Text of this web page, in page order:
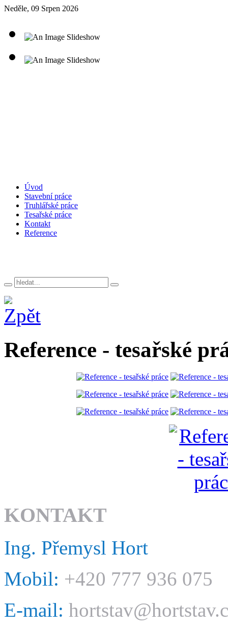
Neděle, 09 Srpen 2026
Úvod
Stavební práce
Truhlářské práce
Tesařské práce
Kontakt
Reference
Reference - tesařské
KONTAKT
Ing. Přemysl Hort
Mobil: +420 777 936 075
E-mail: